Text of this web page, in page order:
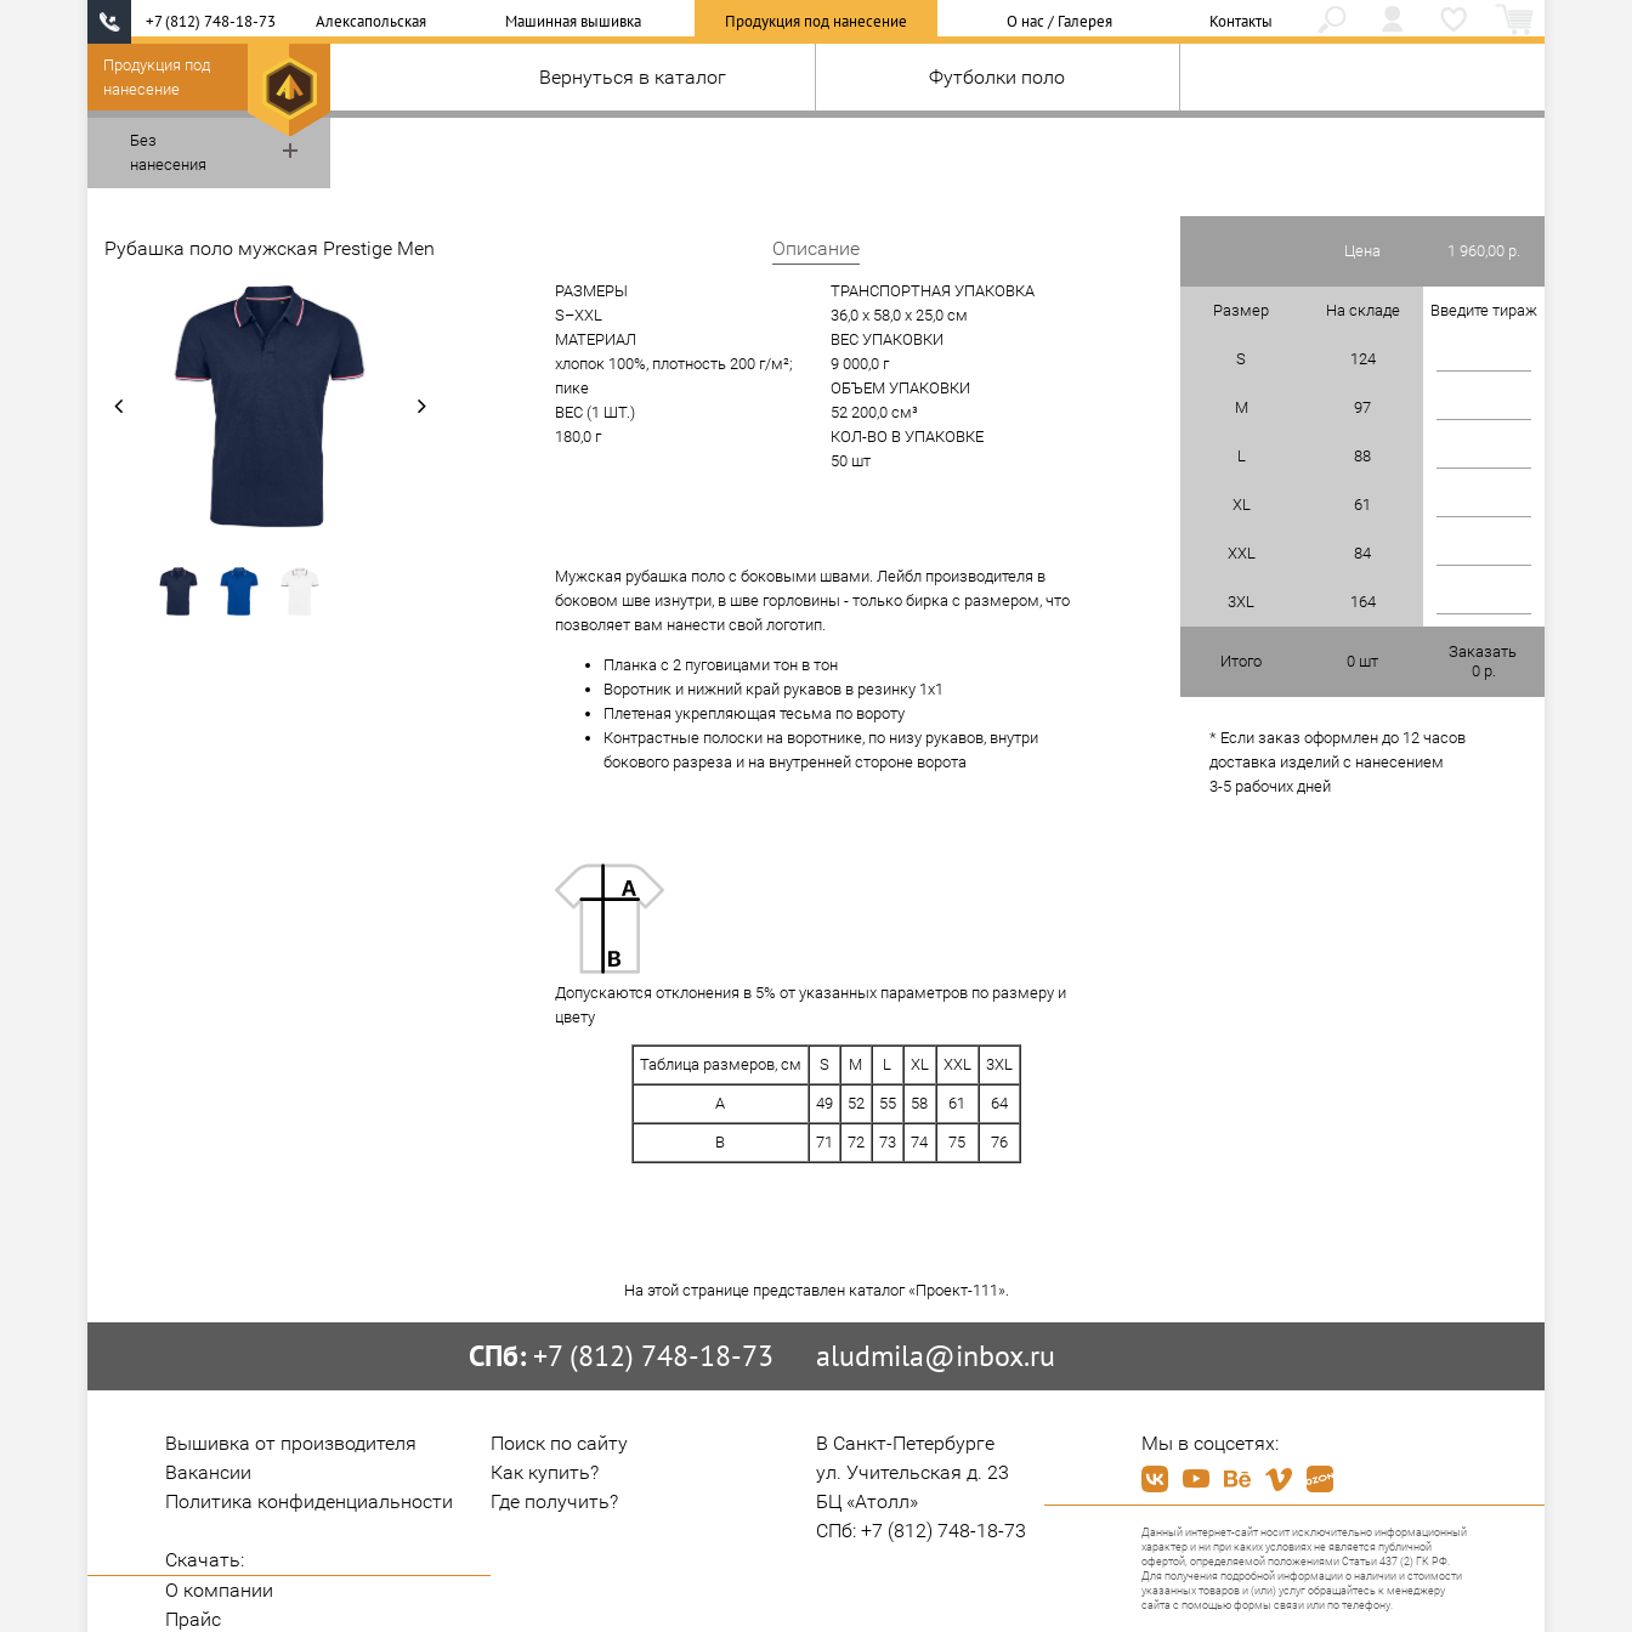
+7 (812) 748-18-73 Алексапольская Машинная вышивка Продукция под нанесение О нас / Галерея Контакты
Вернуться в каталог Футболки поло
Продукция под
нанесение
Без
нанесения
Рубашка поло мужская Prestige Men Цена 1 960,00 р.
Размер На складе Введите тираж
S 124
M 97
L 88
XL 61
XXL 84
3XL 164
Итого 0 шт
Заказать
0 р.
* Если заказ оформлен до 12 часов
доставка изделий с нанесением
3-5 рабочих дней
Описание
РАЗМЕРЫ
S–XXL
МАТЕРИАЛ
хлопок 100%, плотность 200 г/м²;
пике
ВЕС (1 ШТ.)
180,0 г
ТРАНСПОРТНАЯ УПАКОВКА
36,0 x 58,0 x 25,0 см
ВЕС УПАКОВКИ
9 000,0 г
ОБЪЕМ УПАКОВКИ
52 200,0 см³
КОЛ-ВО В УПАКОВКЕ
50 шт
Мужская рубашка поло с боковыми швами. Лейбл производителя в
боковом шве изнутри, в шве горловины - только бирка с размером, что
позволяет вам нанести свой логотип.
Планка с 2 пуговицами тон в тон
Воротник и нижний край рукавов в резинку 1х1
Плетеная укрепляющая тесьма по вороту
Контрастные полоски на воротнике, по низу рукавов, внутри
бокового разреза и на внутренней стороне ворота
Допускаются отклонения в 5% от указанных параметров по размеру и
цвету
Таблица размеров, см S M L XL XXL 3XL
A 49 52 55 58 61 64
B 71 72 73 74 75 76
На этой странице представлен каталог «Проект-111».
СПб: +7 (812) 748-18-73 aludmila@inbox.ru
Вышивка от производителя
Вакансии
Политика конфиденциальности
Скачать:
О компании
Прайс
Поиск по сайту
Как купить?
Где получить?
В Санкт-Петербурге
ул. Учительская д. 23
БЦ «Атолл»
СПб: +7 (812) 748-18-73
Мы в соцсетях:
Данный интернет-сайт носит исключительно информационный
характер и ни при каких условиях не является публичной
офертой, определяемой положениями Статьи 437 (2) ГК РФ.
Для получения подробной информации о наличии и стоимости
указанных товаров и (или) услуг обращайтесь к менеджеру
сайта с помощью формы связи или по телефону.